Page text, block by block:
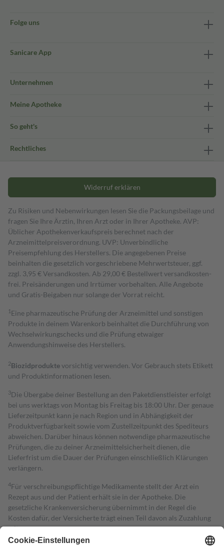
Folge uns
Sanicare App
Unternehmen
Meine Apotheke
So geht's
Rechtliches
Widerruf erklären
Zu Risiken und Nebenwirkungen lesen Sie die Packungsbeilage und
fragen Sie Ihre Ärztin, Ihren Arzt oder in Ihrer Apotheke. AVP:
Üblicher Apothekenverkaufspreis berechnet nach der
Arzneimittelpreisverordnung. UVP: Unverbindliche
Preisempfehlung des Herstellers. Die angegebenen Preise
beinhalten die gesetzlich vorgeschriebene Mehrwertsteuer, ggf.
zzgl. 3,95 € Versandkosten. Ab 29,00 € Bestell­wert versand­kosten­
frei. Preisänderungen und Irrtümer vorbehalten. Alle Angebote
und Gratis-Beigaben nur solange der Vorrat reicht.
1 Eine pharmazeutische Prüfung der Arzneimittel und sonstigen
Produkte in deinem Warenkorb beinhaltet die Durchführung von
Wechselwirkungschecks und die Prüfung etwaiger
Anwendungshinweise des Herstellers.
2Biozidproduktevorsichtig verwenden. Vor Gebrauch stets Etikett
und Produktinformationen lesen.
3Die Übergabe deiner Bestellung an den Paketdienstleister erfolgt
bei uns werktags von Montag bis Freitag bis 18:00 Uhr. Der genaue
Lieferzeitpunkt kann je nach Region und in Abhängigkeit der
Produktverfügbarkeit sowie vom Zustellzeitpunkt des Spediteurs
abweichen. Darüber hinaus können notwendige pharmazeutische
Prüfungen, die zu deiner Arzneimittelsicherheit dienen, die
Lieferfrist um die Dauer der Prüfungen einschließlich Klärungen
verlängern.
4Für verschreibungspflichtige Medikamente stellt der Arzt ein
Rezept aus und der Patient erhält sie in der Apotheke. Die
gesetzliche Krankenversicherung übernimmt in der Regel die
Kosten dafür, der Versicherte trägt einen Teil davon als Zuzahlung
mit.
Grundsätzlich leisten Mitglieder Zuzahlungen in Höhe von zehn